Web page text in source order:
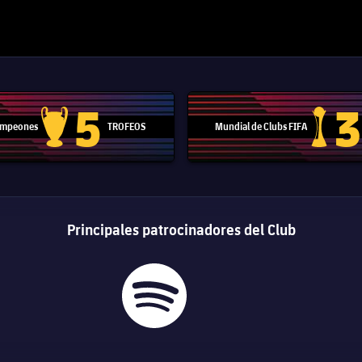
Trofeo de la Liga de Campeones
5 TROFEOS Mundial de Clubs FIFA
Trofeo3
Principales patrocinadores del Club